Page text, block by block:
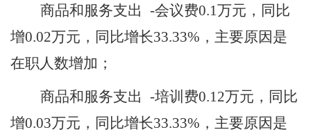
商品和服务支出 -会议费0.1万元，同比
增0.02万元，同比增长33.33%，主要原因是
在职人数增加 ；
商品和服务支出 -培训费0.12万元，同比
增0.03万元，同比增长33.33%，主要原因是